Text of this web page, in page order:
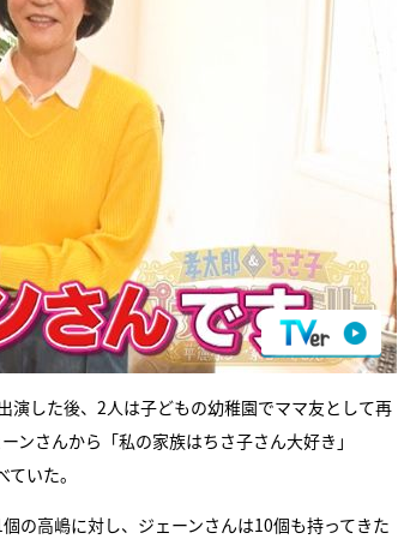
演した後、2人は子どもの幼稚園でママ友として再
ンさんから「私の家族はちさ子さん大好き」
いた。
の高嶋に対し、ジェーンさんは10個も持ってきた